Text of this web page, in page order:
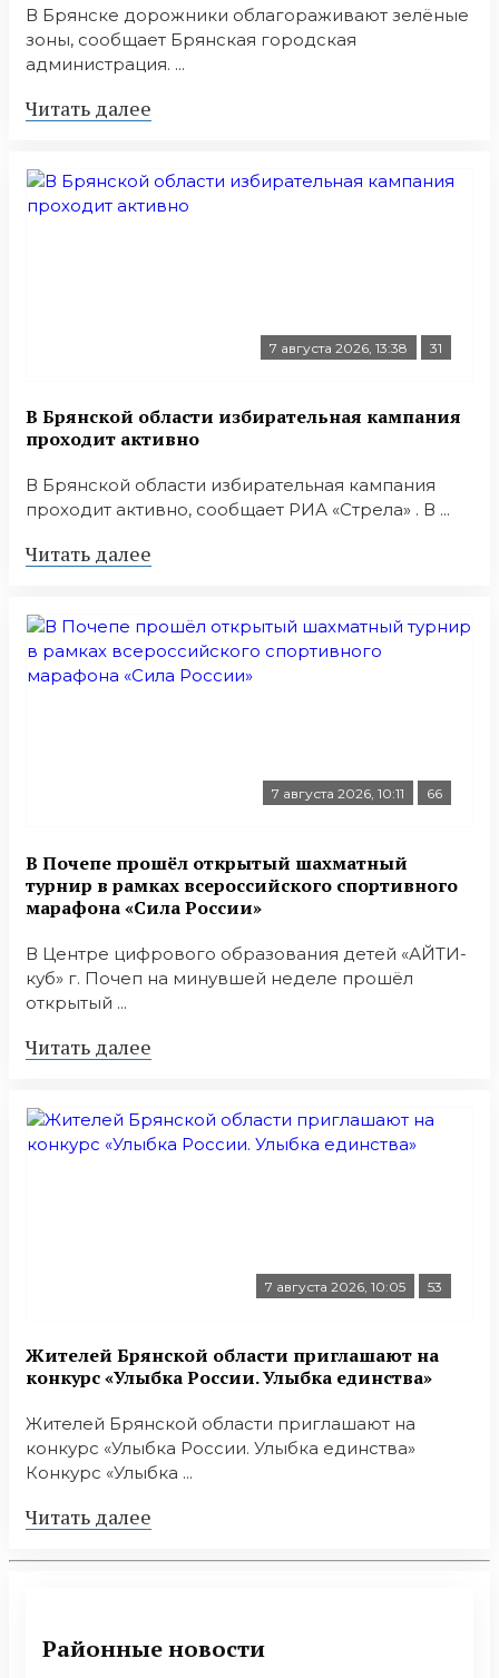
В Брянске дорожники облагораживают зелёные
зоны, сообщает Брянская городская
администрация. ...
Читать далее
7 августа 2026, 13:38 31
В Брянской области избирательная кампания
проходит активно
В Брянской области избирательная кампания
проходит активно, сообщает РИА «Стрела» . В ...
Читать далее
7 августа 2026, 10:11 66
В Почепе прошёл открытый шахматный
турнир в рамках всероссийского спортивного
марафона «Сила России»
В Центре цифрового образования детей «АЙТИ-
куб» г. Почеп на минувшей неделе прошёл
открытый ...
Читать далее
7 августа 2026, 10:05 53
Жителей Брянской области приглашают на
конкурс «Улыбка России. Улыбка единства»
Жителей Брянской области приглашают на
конкурс «Улыбка России. Улыбка единства»
Конкурс «Улыбка ...
Читать далее
Районные новости